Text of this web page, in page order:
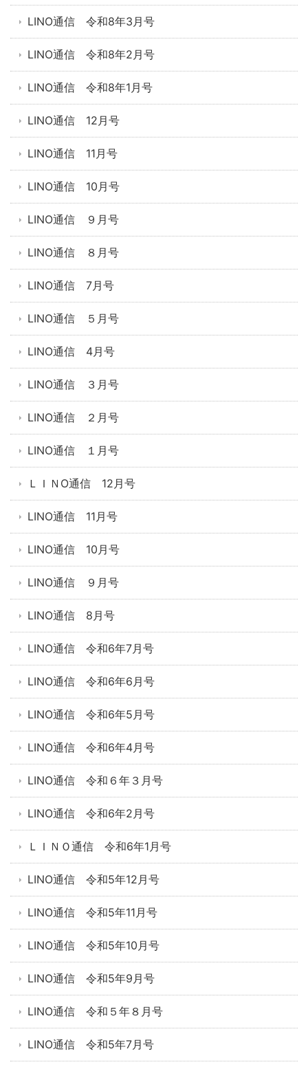
LINO通信 令和8年3月号
LINO通信 令和8年2月号
LINO通信 令和8年1月号
LINO通信 12月号
LINO通信 11月号
LINO通信 10月号
LINO通信 ９月号
LINO通信 ８月号
LINO通信 7月号
LINO通信 ５月号
LINO通信 4月号
LINO通信 ３月号
LINO通信 ２月号
LINO通信 １月号
ＬＩＮO通信 12月号
LINO通信 11月号
LINO通信 10月号
LINO通信 ９月号
LINO通信 8月号
LINO通信 令和6年7月号
LINO通信 令和6年6月号
LINO通信 令和6年5月号
LINO通信 令和6年4月号
LINO通信 令和６年３月号
LINO通信 令和6年2月号
ＬＩＮＯ通信 令和6年1月号
LINO通信 令和5年12月号
LINO通信 令和5年11月号
LINO通信 令和5年10月号
LINO通信 令和5年9月号
LINO通信 令和５年８月号
LINO通信 令和5年7月号